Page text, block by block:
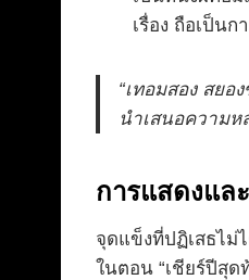
เรื่อง ถือเป็น
“เทอมสอง สย
นำเสนอความห
การแสดงแล
จุดแข็งที่ปฏิเสธไม่
ในตอน “เชียร์ปีสุด